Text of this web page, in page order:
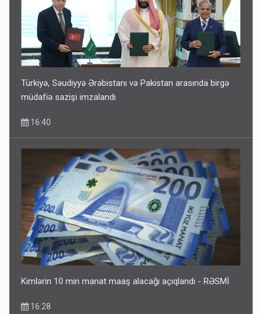
Türkiyə, Səudiyyə Ərəbistanı və Pakistan arasında birgə
müdafiə sazişi imzalandı
16:40
Kimlərin 10 min manat maaş alacağı açıqlandı - RƏSMİ
16:28